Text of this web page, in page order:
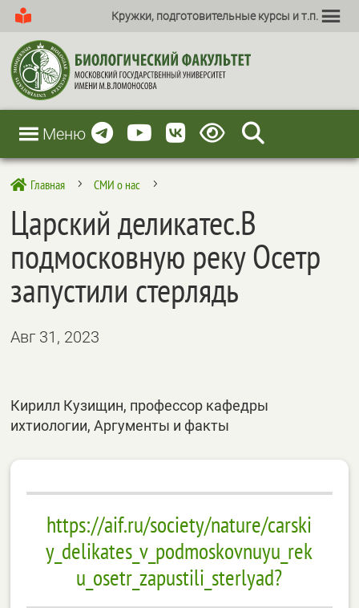
Кружки, подготовительные курсы и т.п.
Меню
 Главная 5 СМИ о нас 5
Царский деликатес.В
подмосковную реку Осетр
запустили стерлядь
Авг 31, 2023
Кирилл Кузищин, профессор кафедры
ихтиологии, Аргументы и факты
https://aif.ru/society/nature/carski
y_delikates_v_podmoskovnuyu_rek
u_osetr_zapustili_sterlyad?